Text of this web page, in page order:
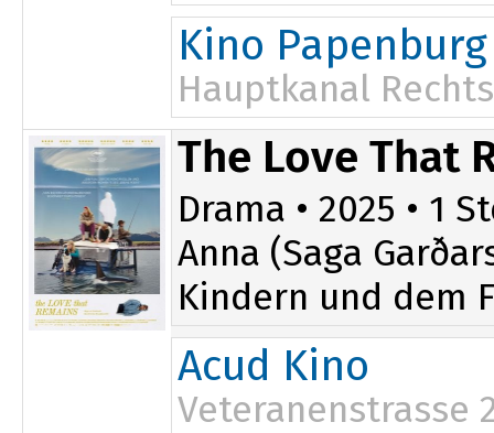
Kino Papenburg
Hauptkanal
17:00
19:30
The Love That
Drama • 2025 • 1
Anna (Saga
Kindern und dem
Acud Kino
Veteranenstrasse